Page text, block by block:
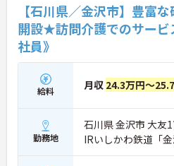
【石川県／金沢市】豊富
開設★訪問介護でのサービ
社員》
給料 月収 24.3万円～
勤務地
石川県 金沢市 大友
IRいしかわ鉄道「